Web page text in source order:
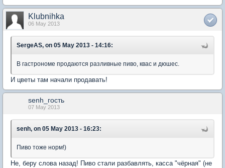
Klubnihka
06 May 2013
SergeAS, on 05 May 2013 - 14:16:
В гастрономе продаются разливные пиво, квас и дюшес.
И цветы там начали продавать!
senh_гость
07 May 2013
senh, on 05 May 2013 - 16:23:
Пиво тоже норм!)
Не, беру слова назад! Пиво стали разбавлять, касса "чёрная" (не